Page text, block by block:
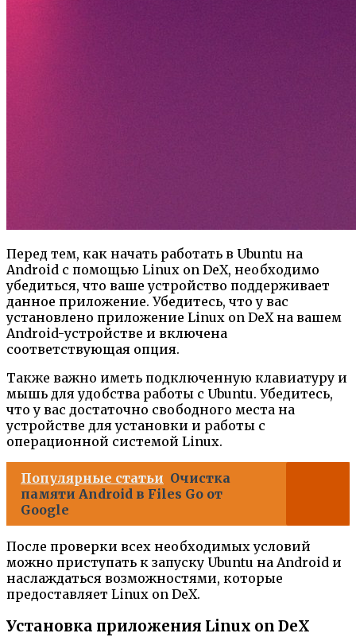
Перед тем, как начать работать в Ubuntu на
Android с помощью Linux on DeX, необходимо
убедиться, что ваше устройство поддерживает
данное приложение. Убедитесь, что у вас
установлено приложение Linux on DeX на вашем
Android-устройстве и включена
соответствующая опция.
Также важно иметь подключенную клавиатуру и
мышь для удобства работы с Ubuntu. Убедитесь,
что у вас достаточно свободного места на
устройстве для установки и работы с
операционной системой Linux.
Популярные статьи Очистка
памяти Android в Files Go от
Google
После проверки всех необходимых условий
можно приступать к запуску Ubuntu на Android и
наслаждаться возможностями, которые
предоставляет Linux on DeX.
Установка приложения Linux on DeX